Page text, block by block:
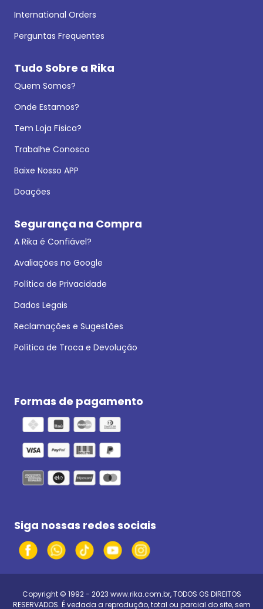
International Orders
Perguntas Frequentes
Tudo Sobre a Rika
Quem Somos?
Onde Estamos?
Tem Loja Física?
Trabalhe Conosco
Baixe Nosso APP
Doações
Segurança na Compra
A Rika é Confiável?
Avaliações no Google
Política de Privacidade
Dados Legais
Reclamações e Sugestões
Política de Troca e Devolução
Formas de pagamento
Siga nossas redes sociais
Copyright © 1992 - 2023 www.rika.com.br, TODOS OS DIREITOS
RESERVADOS. É vedada a reprodução, total ou parcial do site, sem